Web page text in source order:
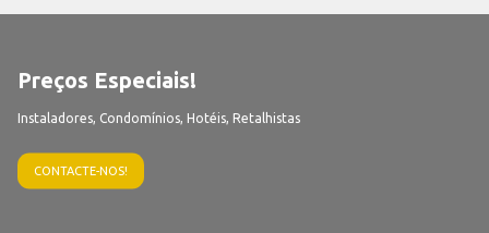
Preços Especiais!
Instaladores, Condomínios, Hotéis, Retalhistas
CONTACTE-NOS!